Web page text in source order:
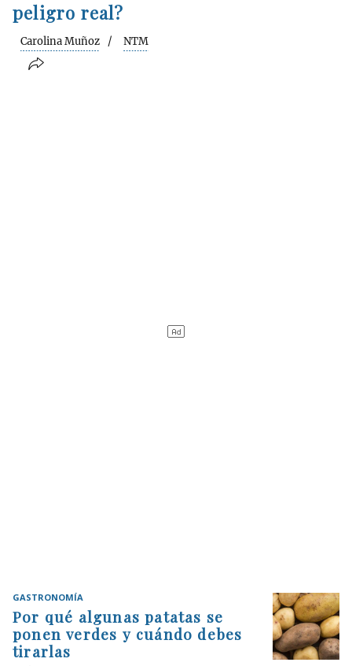
peligro real?
Carolina Muñoz NTM
GASTRONOMÍA
Por qué algunas patatas se
ponen verdes y cuándo debes
tirarlas